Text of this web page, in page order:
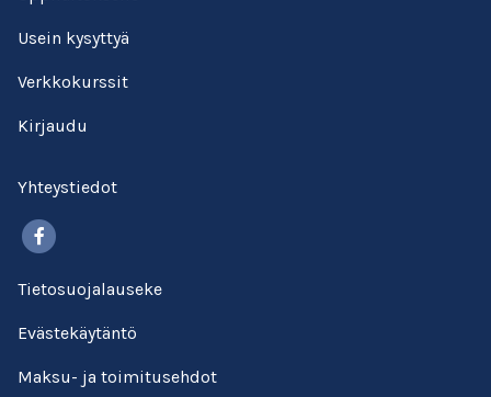
Usein kysyttyä
Verkkokurssit
Kirjaudu
Yhteystiedot
Tietosuojalauseke
Evästekäytäntö
Maksu- ja toimitusehdot